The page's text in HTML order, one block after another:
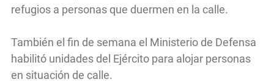
refugios a personas que duermen en la calle.
También el fin de semana el Ministerio de Defensa
habilitó unidades del Ejército para alojar personas
en situación de calle.